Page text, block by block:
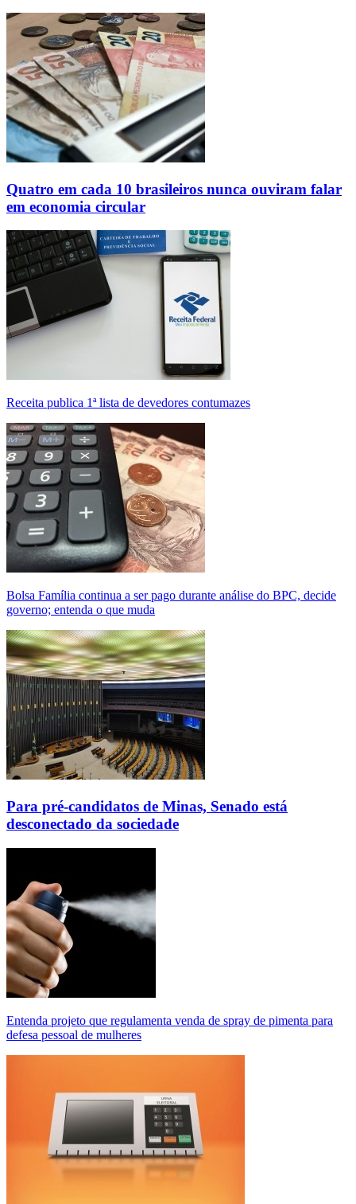
Quatro em cada 10 brasileiros nunca ouviram falar
em economia circular
Receita publica 1ª lista de devedores contumazes
Bolsa Família continua a ser pago durante análise do BPC, decide
governo; entenda o que muda
Para pré-candidatos de Minas, Senado está
desconectado da sociedade
Entenda projeto que regulamenta venda de spray de pimenta para
defesa pessoal de mulheres